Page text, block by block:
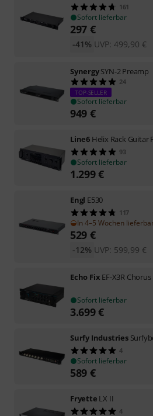
161
Sofort lieferbar
297 €
UVP: 499,90 €
-41%
SynergySYN-2 Preamp
24
TOP-SELLER
Sofort lieferbar
949 €
Line6 Helix Rack Guitar
93
Sofort lieferbar
1.299€
Engl E530
117
In 4–5 Wochen
529 €
UVP: 599,99 €
-12%
Echo Fix EF-X3R
Sofort lieferbar
3.699€
Surfy Industries
4
Sofort lieferbar
589 €
Fryette LX II
4